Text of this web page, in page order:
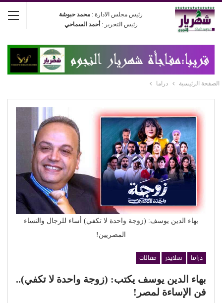
رئيس مجلس الادارة : محمد حبوشة
رئيس التحرير : أحمد السماحي
الصفحة الرئيسية دراما
بهاء الدين يوسف: (زوجة واحدة لا تكفي) أساء للرجال والنساء
المصريين!
دراما سلايدر
مقالات
بهاء الدين يوسف يكتب: (زوجة واحدة لا تكفي)..
فن الإساءة لمصر!